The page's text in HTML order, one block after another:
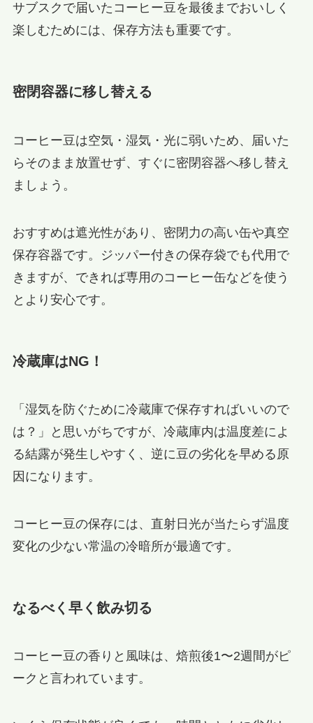
サブスクで届いたコーヒー豆を最後までおいしく
楽しむためには、保存方法も重要です。
密閉容器に移し替える
コーヒー豆は空気・湿気・光に弱いため、届いた
らそのまま放置せず、すぐに密閉容器へ移し替え
ましょう。
おすすめは遮光性があり、密閉力の高い缶や真空
保存容器です。ジッパー付きの保存袋でも代用で
きますが、できれば専用のコーヒー缶などを使う
とより安心です。
冷蔵庫はNG！
「湿気を防ぐために冷蔵庫で保存すればいいので
は？」と思いがちですが、冷蔵庫内は温度差によ
る結露が発生しやすく、逆に豆の劣化を早める原
因になります。
コーヒー豆の保存には、直射日光が当たらず温度
変化の少ない常温の冷暗所が最適です。
なるべく早く飲み切る
コーヒー豆の香りと風味は、焙煎後1〜2週間がピ
ークと言われています。